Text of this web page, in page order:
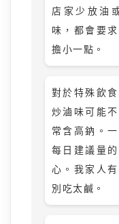
店家少放油
味，都會要
擔小一點。
對於特殊飲
炒滷味可能
常含高鈉。
每日建議量
心。我家人
別吃太鹹。